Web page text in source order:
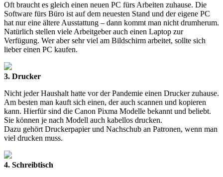
Oft braucht es gleich einen neuen PC fürs Arbeiten zuhause. Die
Software fürs Büro ist auf dem neuesten Stand und der eigene PC
hat nur eine ältere Ausstattung – dann kommt man nicht drumherum.
Natürlich stellen viele Arbeitgeber auch einen Laptop zur
Verfügung. Wer aber sehr viel am Bildschirm arbeitet, sollte sich
lieber einen PC kaufen.
3. Drucker
Nicht jeder Haushalt hatte vor der Pandemie einen Drucker zuhause.
Am besten man kauft sich einen, der auch scannen und kopieren
kann. Hierfür sind die Canon Pixma Modelle bekannt und beliebt.
Sie können je nach Modell auch kabellos drucken.
Dazu gehört Druckerpapier und Nachschub an Patronen, wenn man
viel drucken muss.
4. Schreibtisch